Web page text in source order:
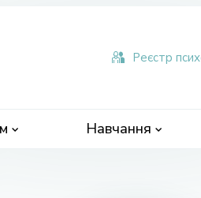
Навчання
Реєстр